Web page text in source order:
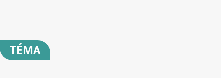
TÉMA